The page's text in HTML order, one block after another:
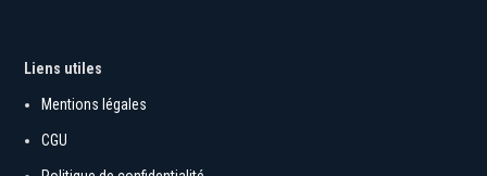
Liens utiles
Mentions légales
CGU